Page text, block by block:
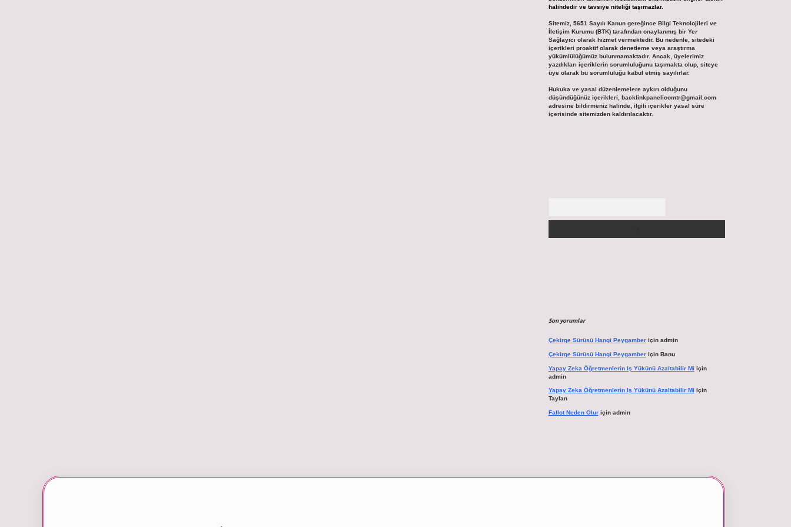
halindedir ve tavsiye niteliği taşımazlar.
Sitemiz, 5651 Sayılı Kanun gereğince Bilgi Teknolojileri ve
İletişim Kurumu (BTK) tarafından onaylanmış bir Yer
Sağlayıcı olarak hizmet vermektedir. Bu nedenle, sitedeki
içerikleri proaktif olarak denetleme veya araştırma
yükümlülüğümüz bulunmamaktadır. Ancak, üyelerimiz
yazdıkları içeriklerin sorumluluğunu taşımakta olup, siteye
üye olarak bu sorumluluğu kabul etmiş sayılırlar.
Hukuka ve yasal düzenlemelere aykırı olduğunu
düşündüğünüz içerikleri, backlinkpanelicomtr@gmail.com
adresine bildirmeniz halinde, ilgili içerikler yasal süre
içerisinde sitemizden kaldırılacaktır.
Son yorumlar
Çekirge Sürüsü Hangi Peygamberiçin admin
Çekirge Sürüsü Hangi Peygamberiçin Banu
Yapay Zeka Öğretmenlerin Iş Yükünü Azaltabilir Mi için
admin
Yapay Zeka Öğretmenlerin Iş Yükünü Azaltabilir Mi için
Taylan
Fallot Neden Oluriçin admin